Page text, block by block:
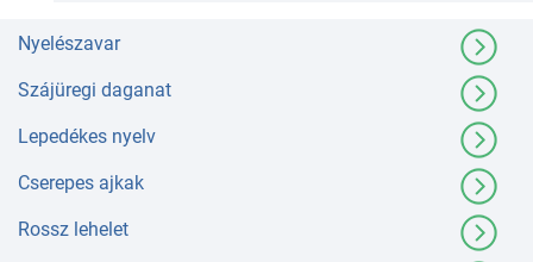
Nyelészavar
Szájüregi daganat
Lepedékes nyelv
Cserepes ajkak
Rossz lehelet